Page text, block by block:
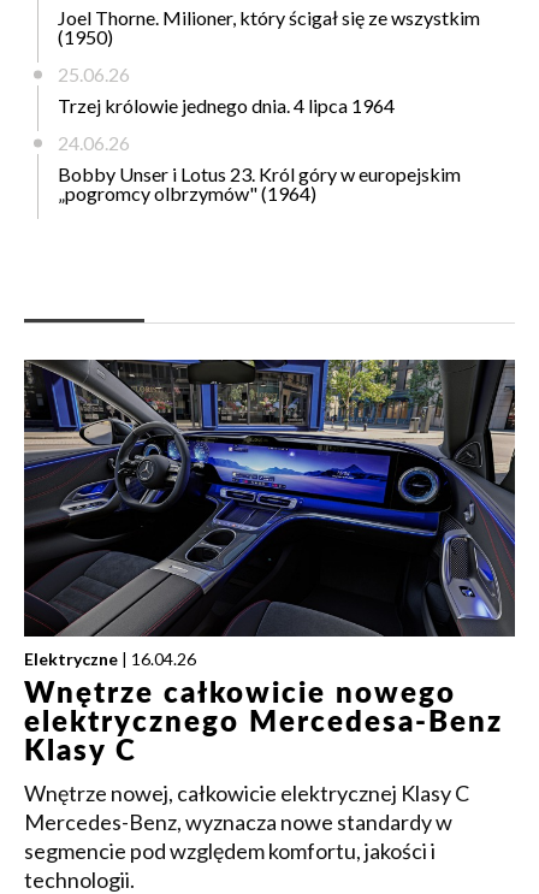
Joel Thorne. Milioner, który ścigał się ze wszystkim
(1950)
25.06.26
Trzej królowie jednego dnia. 4 lipca 1964
24.06.26
Bobby Unser i Lotus 23. Król góry w europejskim
„pogromcy olbrzymów" (1964)
Elektryczne | 16.04.26
Wnętrze całkowicie nowego
elektrycznego Mercedesa-Benz
Klasy C
Wnętrze nowej, całkowicie elektrycznej Klasy C
Mercedes-Benz, wyznacza nowe standardy w
segmencie pod względem komfortu, jakości i
technologii.